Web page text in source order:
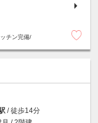
チン完備/
/ 徒歩14分